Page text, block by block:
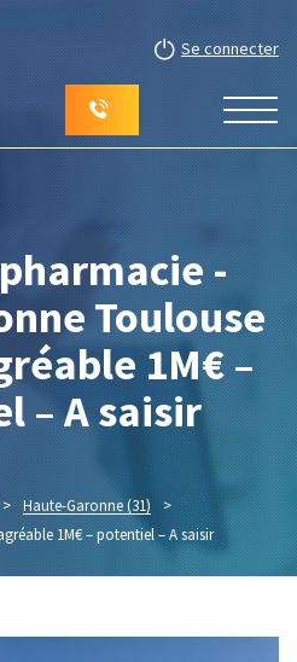
Se connecter
-
Toulouse
1M€ –
– A saisir
> Haute-Garonne (31)
>
1M€ – potentiel – A saisir